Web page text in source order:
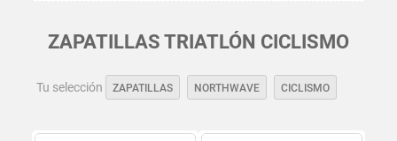
ZAPATILLAS TRIATLÓN CICLISMO
Tu selección ZAPATILLAS NORTHWAVE CICLISMO